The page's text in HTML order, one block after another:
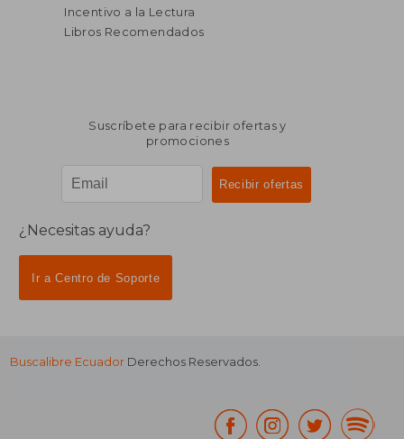
Incentivo a la Lectura
Libros Recomendados
Suscríbete para recibir ofertas y
promociones
¿Necesitas ayuda?
Ir a Centro de Soporte
Buscalibre Ecuador Derechos Reservados.